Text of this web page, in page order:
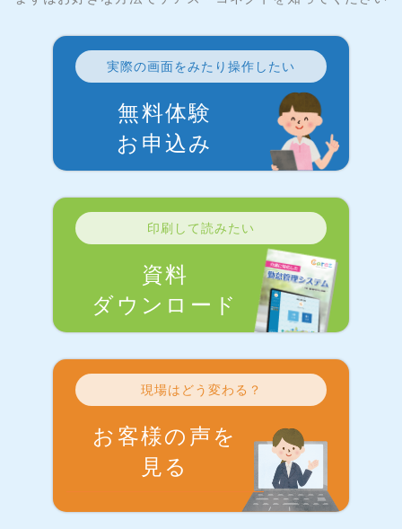
実際の画面をみたり操作したい
無料体験
お申込み
印刷して読みたい
資料
ダウンロード
現場はどう変わる？
お客様の声を
見る